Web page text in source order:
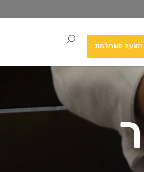
הצעה משתלמת